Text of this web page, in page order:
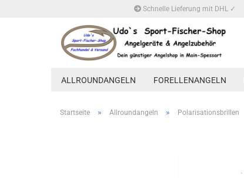
Schnelle Lieferung mit DHL ✓
ALLROUNDANGELN FORELLENANGELN
Startseite » Allroundangeln » Polarisationsbrillen